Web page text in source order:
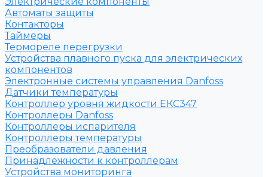
Автоматы защиты
Контакторы
Таймеры
Термореле перегрузки
Устройства плавного пуска для электрических
компонентов
Электронные системы управления Danfoss
Датчики температуры
Контроллер уровня жидкости ЕКС347
Контроллеры Danfoss
Контроллеры испарителя
Контроллеры температуры
Преобразователи давления
Принадлежности к контроллерам
Устройства мониторинга